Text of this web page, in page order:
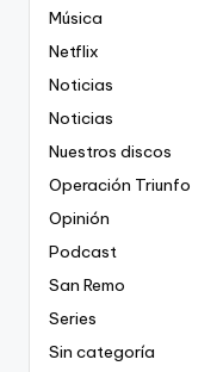
Música
Netflix
Noticias
Noticias
Nuestros discos
Operación Triunfo
Opinión
Podcast
San Remo
Series
Sin categoría